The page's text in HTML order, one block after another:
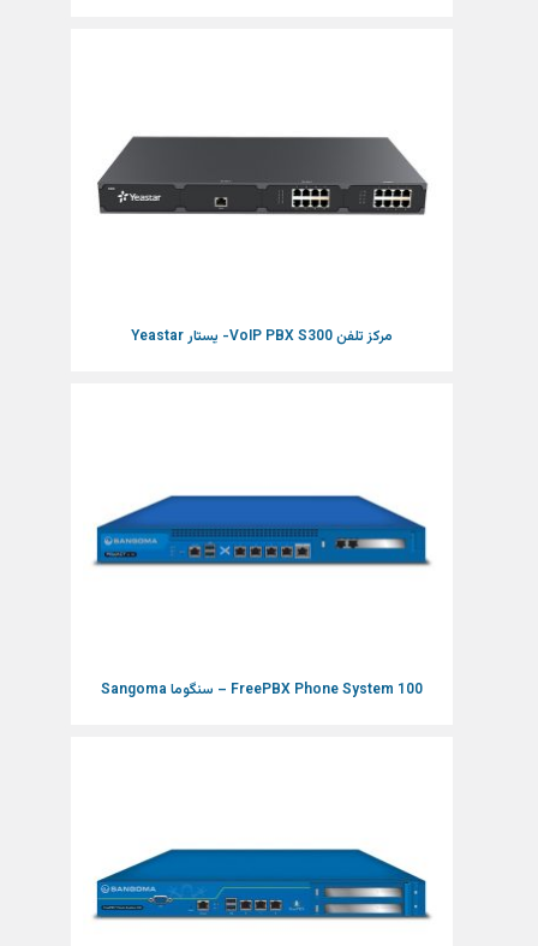
مرکز تلفن VoIP PBX S300- یستار Yeastar
FreePBX Phone System 100 – سنگوما Sangoma